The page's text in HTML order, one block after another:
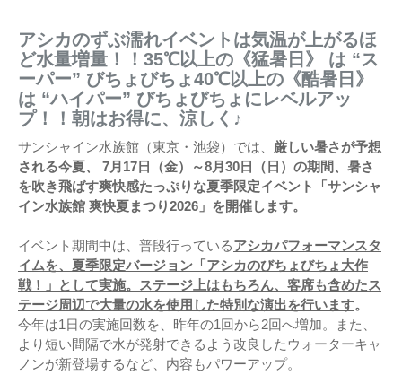
アシカのずぶ濡れイベントは気温が上がるほ
ど水量増量！！35℃以上の《猛暑日》 は “ス
ーパー” びちょびちょ40℃以上の《酷暑日》
は “ハイパー” びちょびちょにレベルアッ
プ！！朝はお得に、涼しく♪
サンシャイン水族館（東京・池袋）では、 厳しい暑さが予想
される今夏、 7月17日（金）～8月30日（日）の期間、暑さ
を吹き飛ばす爽快感たっぷりな夏季限定イベント「サンシャ
イン水族館 爽快夏まつり2026」を開催します。
イベント期間中は、普段行っているアシカパフォーマンスタ
イムを、夏季限定バージョン「アシカのびちょびちょ大作
戦！」として実施。ステージ上はもちろん、客席も含めたス
テージ周辺で大量の水を使用した特別な演出を行います。
今年は1日の実施回数を、昨年の1回から2回へ増加。また、
より短い間隔で水が発射できるよう改良したウォーターキャ
ノンが新登場するなど、内容もパワーアップ。